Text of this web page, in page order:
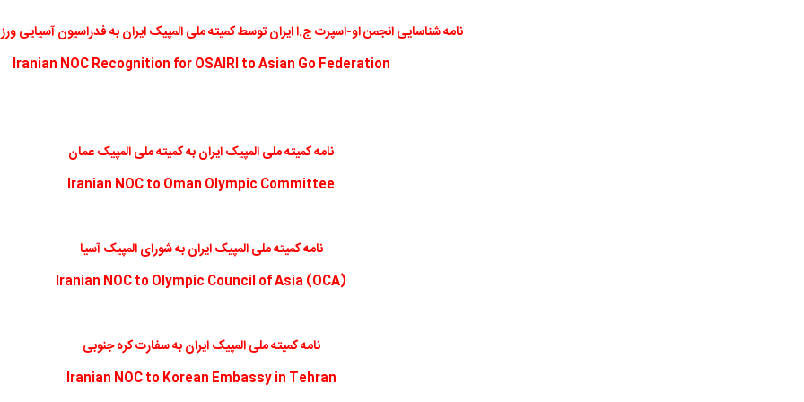
نامه شناسایی انجمن او-اسپرت ج.ا ایران توسط کمیته ملی المپیک ایران به فدراسیون آسیایی
Iranian NOC Recognition for OSAIRI to Asian Go Federation
نامه کمیته ملی المپیک ایران به کمیته ملی المپیک عمان
Iranian NOC to Oman Olympic Committee
نامه کمیته ملی المپیک ایران به شورای المپیک آسیا
Iranian NOC to Olympic Council of Asia (OCA)
نامه کمیته ملی المپیک ایران به سفارت کره جنوبی
Iranian NOC to Korean Embassy in Tehran